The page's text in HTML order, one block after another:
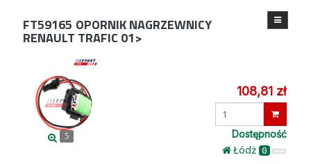
FT59165 OPORNIK NAGRZEWNICY
RENAULT TRAFIC 01>
5
108,81 zł
Dostępność
Łódż 0